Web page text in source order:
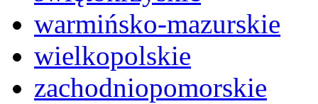
warmińsko-mazurskie
wielkopolskie
zachodniopomorskie